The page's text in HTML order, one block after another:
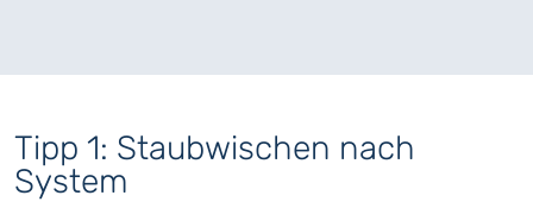
Tipp 1: Staubwischen nach
System